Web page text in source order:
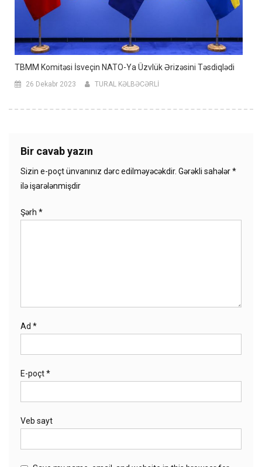
TBMM Komitəsi İsveçin NATO-Ya Üzvlük Ərizəsini Təsdiqlədi
26 Dekabr 2023 TURAL KƏLBƏCƏRLİ
Bir cavab yazın
Sizin e-poçt ünvanınız dərc edilməyəcəkdir. Gərəkli sahələr*
ilə işarələnmişdir
Şərh *
Ad *
E-poçt*
Veb sayt